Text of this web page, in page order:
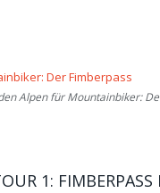
Alpen für Mountainbiker:
1: